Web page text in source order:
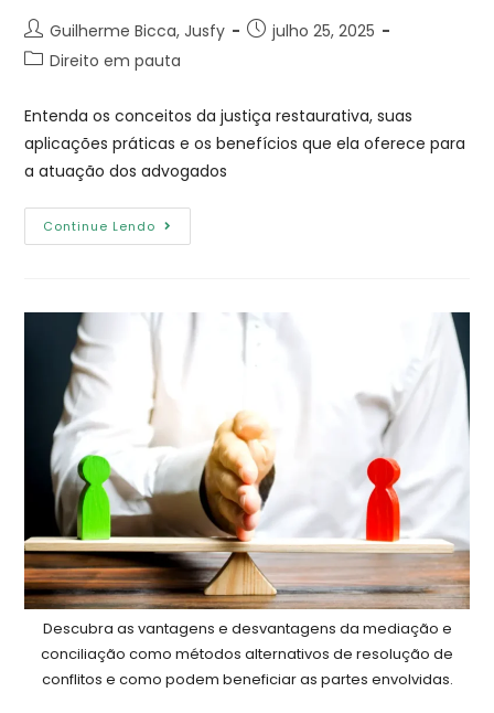
Guilherme Bicca, Jusfy
julho 25, 2025
Direito em pauta
Entenda os conceitos da justiça restaurativa, suas
aplicações práticas e os benefícios que ela oferece para
a atuação dos advogados
Continue Lendo
Descubra as vantagens e desvantagens da mediação e
conciliação como métodos alternativos de resolução de
conflitos e como podem beneficiar as partes envolvidas.